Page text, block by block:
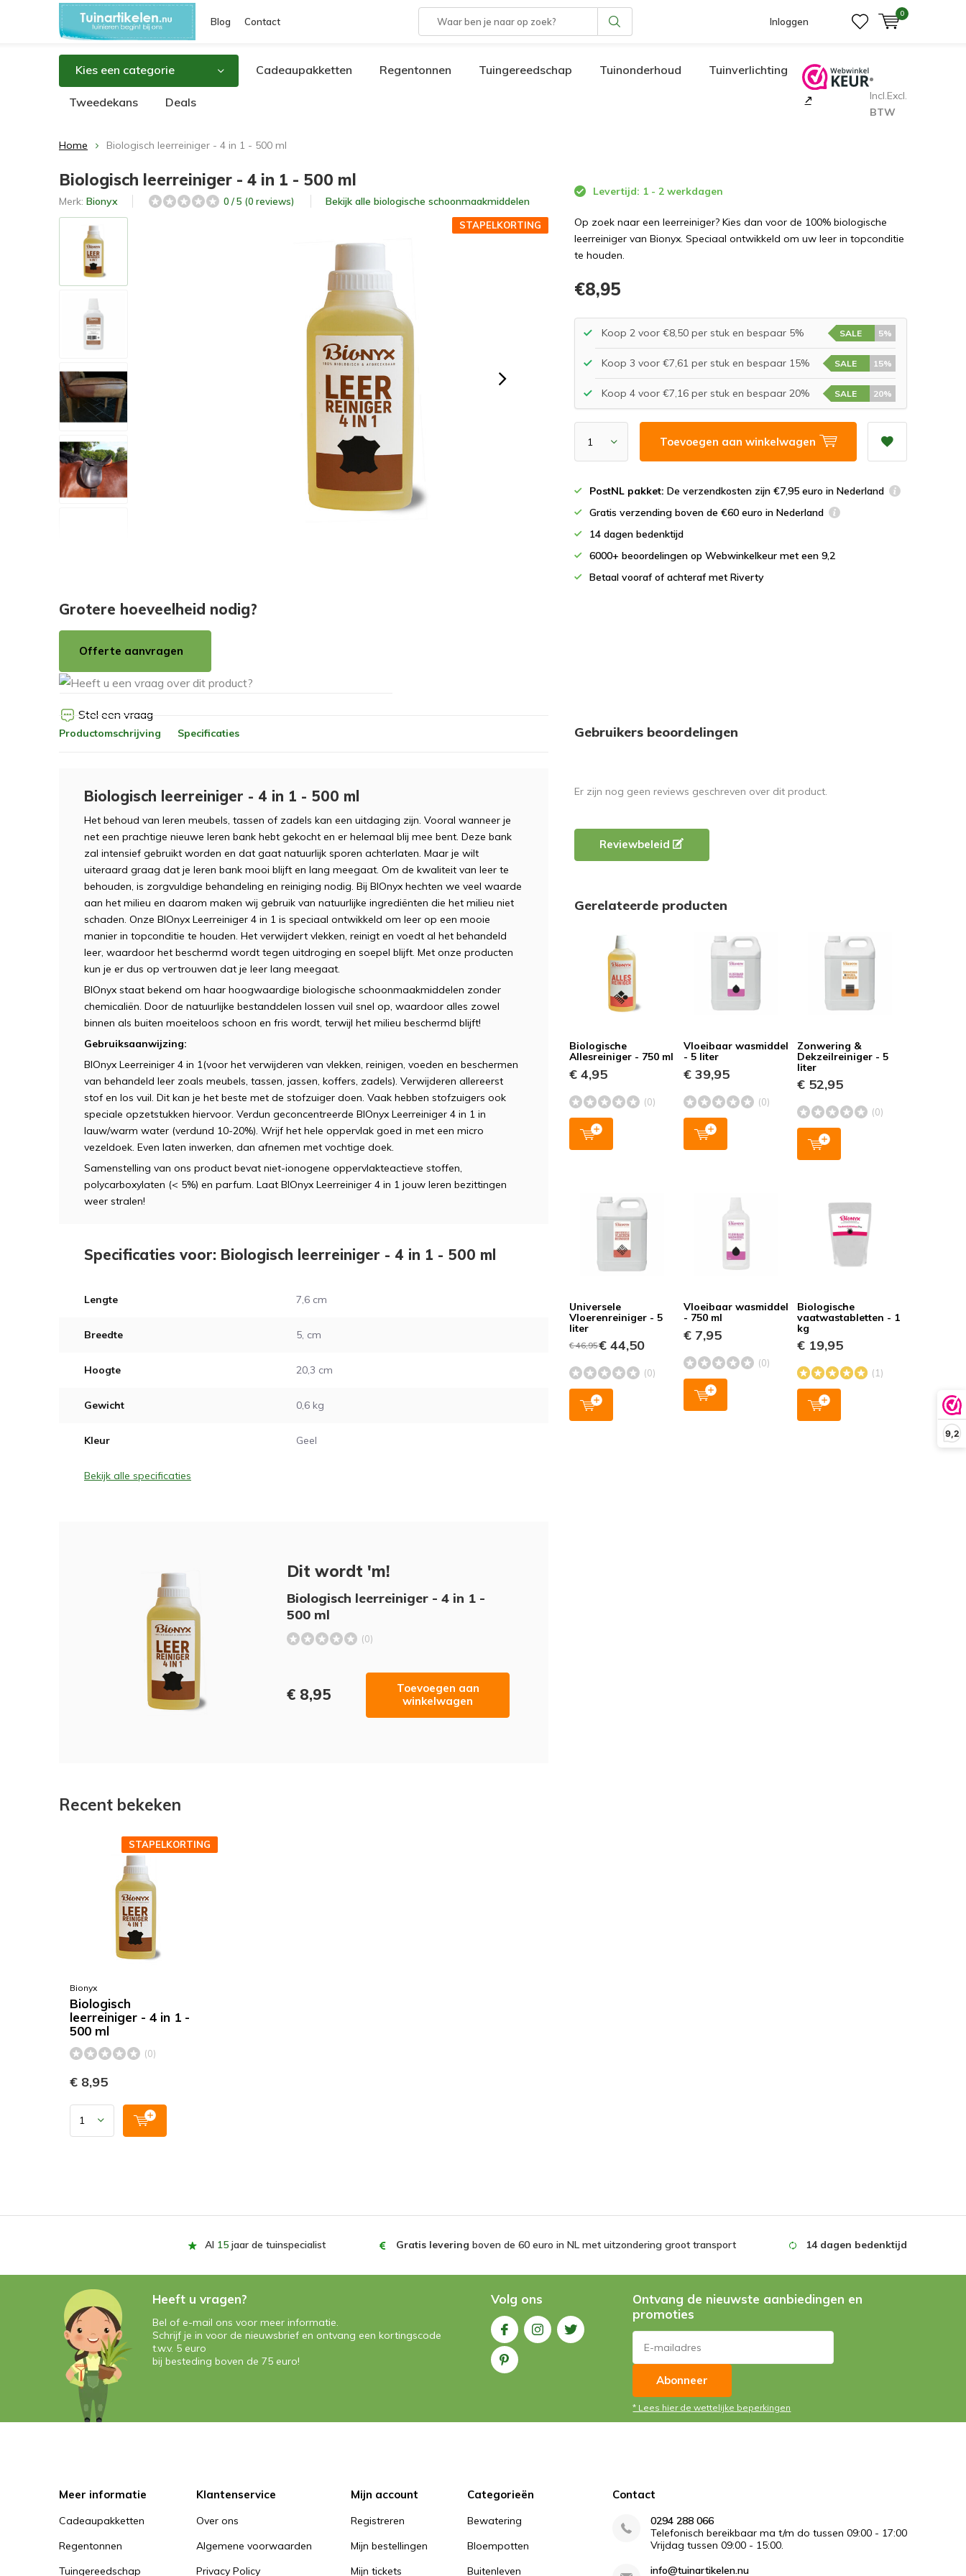
9,2
Blog Contact Inloggen
0
Kies een categorie Cadeaupakketten Regentonnen Tuingereedschap Tuinonderhoud Tuinverlichting
Tweedekans Deals Incl.Excl.
BTW
Home Biologisch leerreiniger - 4 in 1 - 500 ml
Biologisch leerreiniger - 4 in 1 - 500 ml
Merk: Bionyx 0 / 5 (0 reviews) Bekijk alle biologische schoonmaakmiddelen
STAPELKORTING
Levertijd: 1 - 2 werkdagen
Op zoek naar een leerreiniger? Kies dan voor de 100% biologische
leerreiniger van Bionyx. Speciaal ontwikkeld om uw leer in topconditie
te houden.
€8,95
Koop 2 voor €8,50 per stuk en bespaar 5% SALE 5%
Koop 3 voor €7,61 per stuk en bespaar 15% SALE 15%
Koop 4 voor €7,16 per stuk en bespaar 20% SALE 20%
Toevoegen aan winkelwagen
PostNL pakket: De verzendkosten zijn €7,95 euro in Nederland
Gratis verzending boven de €60 euro in Nederland
14 dagen bedenktijd
6000+ beoordelingen op Webwinkelkeur met een 9,2
Betaal vooraf of achteraf met Riverty
Grotere hoeveelheid nodig?
Offerte aanvragen
Stel een vraag
Productomschrijving Specificaties
Biologisch leerreiniger - 4 in 1 - 500 ml
Het behoud van leren meubels, tassen of zadels kan een uitdaging zijn. Vooral wanneer je
net een prachtige nieuwe leren bank hebt gekocht en er helemaal blij mee bent. Deze bank
zal intensief gebruikt worden en dat gaat natuurlijk sporen achterlaten. Maar je wilt
uiteraard graag dat je leren bank mooi blijft en lang meegaat. Om de kwaliteit van leer te
behouden, is zorgvuldige behandeling en reiniging nodig. Bij BIOnyx hechten we veel waarde
aan het milieu en daarom maken wij gebruik van natuurlijke ingrediënten die het milieu niet
schaden. Onze BIOnyx Leerreiniger 4 in 1 is speciaal ontwikkeld om leer op een mooie
manier in topconditie te houden. Het verwijdert vlekken, reinigt en voedt al het behandeld
leer, waardoor het beschermd wordt tegen uitdroging en soepel blijft. Met onze producten
kun je er dus op vertrouwen dat je leer lang meegaat.
BIOnyx staat bekend om haar hoogwaardige biologische schoonmaakmiddelen zonder
chemicaliën. Door de natuurlijke bestanddelen lossen vuil snel op, waardoor alles zowel
binnen als buiten moeiteloos schoon en fris wordt, terwijl het milieu beschermd blijft!
Gebruiksaanwijzing:
BIOnyx Leerreiniger 4 in 1(voor het verwijderen van vlekken, reinigen, voeden en beschermen
van behandeld leer zoals meubels, tassen, jassen, koffers, zadels). Verwijderen allereerst
stof en los vuil. Dit kan je het beste met de stofzuiger doen. Vaak hebben stofzuigers ook
speciale opzetstukken hiervoor. Verdun geconcentreerde BIOnyx Leerreiniger 4 in 1 in
lauw/warm water (verdund 10-20%). Wrijf het hele oppervlak goed in met een micro
vezeldoek. Even laten inwerken, dan afnemen met vochtige doek.
Samenstelling van ons product bevat niet-ionogene oppervlakteactieve stoffen,
polycarboxylaten (< 5%) en parfum. Laat BIOnyx Leerreiniger 4 in 1 jouw leren bezittingen
weer stralen!
Specificaties voor: Biologisch leerreiniger - 4 in 1 - 500 ml
Lengte 7,6 cm
Breedte 5, cm
Hoogte 20,3 cm
Gewicht 0,6 kg
Kleur Geel
Bekijk alle specificaties
Dit wordt 'm!
Biologisch leerreiniger - 4 in 1 -
500 ml
(0)
€ 8,95
Toevoegen aan
winkelwagen
Gebruikers beoordelingen
Er zijn nog geen reviews geschreven over dit product.
Reviewbeleid
Gerelateerde producten
Biologische
Allesreiniger - 750 ml
€ 4,95
(0)
Vloeibaar wasmiddel
- 5 liter
€ 39,95
(0)
Zonwering &
Dekzeilreiniger - 5
liter
€ 52,95
(0)
Universele
Vloerenreiniger - 5
liter
€ 46,95€ 44,50
(0)
Vloeibaar wasmiddel
- 750 ml
€ 7,95
(0)
Biologische
vaatwastabletten - 1
kg
€ 19,95
(1)
Recent bekeken
Bionyx
Biologisch
leerreiniger - 4 in 1 -
500 ml
STAPELKORTING
(0)
€ 8,95
Al 15 jaar de tuinspecialist Gratis levering boven de 60 euro in NL met uitzondering groot transport 14 dagen bedenktijd
Heeft u vragen?
Bel of e-mail ons voor meer informatie.
Schrijf je in voor de nieuwsbrief en ontvang een kortingscode
t.w.v. 5 euro
bij besteding boven de 75 euro!
Volg ons
Ontvang de nieuwste aanbiedingen en
promoties
Abonneer
* Lees hier de wettelijke beperkingen
Meer informatie
Cadeaupakketten
Regentonnen
Tuingereedschap
Klantenservice
Over ons
Algemene voorwaarden
Privacy Policy
Mijn account
Registreren
Mijn bestellingen
Mijn tickets
Categorieën
Bewatering
Bloempotten
Buitenleven
Contact
0294 288 066
Telefonisch bereikbaar ma t/m do tussen 09:00 - 17:00
Vrijdag tussen 09:00 - 15:00.
info@tuinartikelen.nu